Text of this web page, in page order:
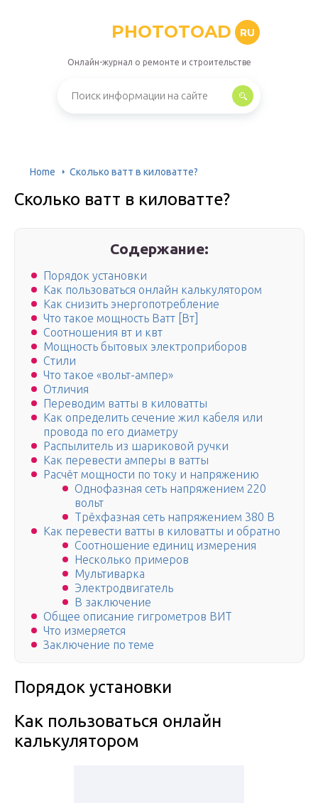
PHOTOTOAD RU
Онлайн-журнал о ремонте и строительстве
Home Сколько ватт в киловатте?
Сколько ватт в киловатте?
Содержание:
Порядок установки
Как пользоваться онлайн калькулятором
Как снизить энергопотребление
Что такое мощность Ватт [Вт]
Соотношения вт и квт
Мощность бытовых электроприборов
Стили
Что такое «вольт-ампер»
Отличия
Переводим ватты в киловатты
Как определить сечение жил кабеля или
провода по его диаметру
Распылитель из шариковой ручки
Как перевести амперы в ватты
Расчёт мощности по току и напряжению
Однофазная сеть напряжением 220
вольт
Трёхфазная сеть напряжением 380 В
Как перевести ватты в киловатты и обратно
Соотношение единиц измерения
Несколько примеров
Мультиварка
Электродвигатель
В заключение
Общее описание гигрометров ВИТ
Что измеряется
Заключение по теме
Порядок установки
Как пользоваться онлайн
калькулятором